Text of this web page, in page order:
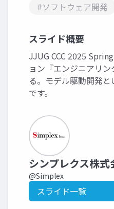
#ソフトウェア開発
スライド概要
JJUG CCC 2025
ョン『エンジニアリ
る。モデル駆動開発
です。
シンプレクス株式
@Simplex
スライド一覧